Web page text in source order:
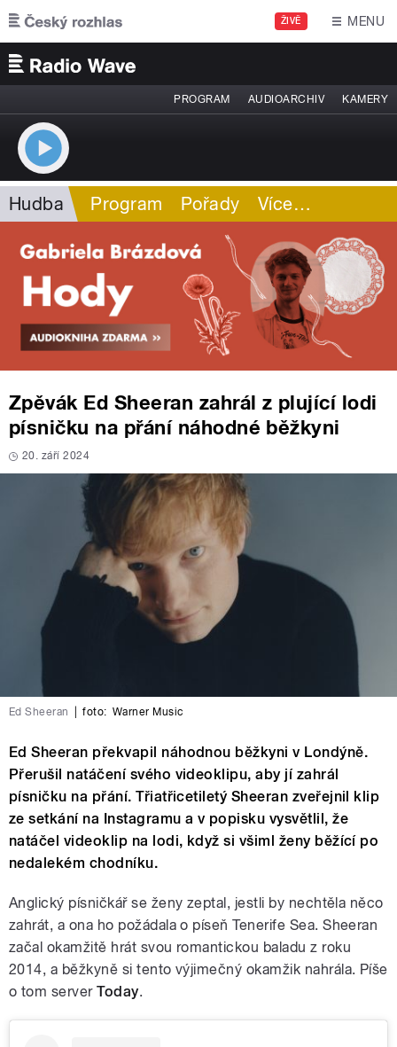
Přejít k hlavnímu obsahu
ŽIVĚ MENU
PROGRAM AUDIOARCHIV KAMERY
Hudba Program Pořady Více…
Zpěvák Ed Sheeran zahrál z plující lodi
písničku na přání náhodné běžkyni
20. září 2024
Ed Sheeran foto: Warner Music
Ed Sheeran překvapil náhodnou běžkyni v Londýně.
Přerušil natáčení svého videoklipu, aby jí zahrál
písničku na přání. Třiatřicetiletý Sheeran zveřejnil klip
ze setkání na Instagramu a v popisku vysvětlil, že
natáčel videoklip na lodi, když si všiml ženy běžící po
nedalekém chodníku.
Anglický písničkář se ženy zeptal, jestli by nechtěla něco
zahrát, a ona ho požádala o píseň Tenerife Sea. Sheeran
začal okamžitě hrát svou romantickou baladu z roku
2014, a běžkyně si tento výjimečný okamžik nahrála. Píše
o tom serverToday.